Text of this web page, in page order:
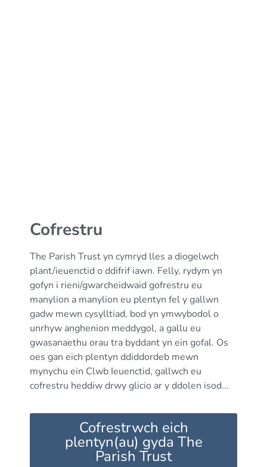
Cofrestru
The Parish Trust yn cymryd lles a diogelwch
plant/ieuenctid o ddifrif iawn. Felly, rydym yn
gofyn i rieni/gwarcheidwaid gofrestru eu
manylion a manylion eu plentyn fel y gallwn
gadw mewn cysylltiad, bod yn ymwybodol o
unrhyw anghenion meddygol, a gallu eu
gwasanaethu orau tra byddant yn ein gofal. Os
oes gan eich plentyn ddiddordeb mewn
mynychu ein Clwb Ieuenctid, gallwch eu
cofrestru heddiw drwy glicio ar y ddolen isod...
Cofrestrwch eich
plentyn(au) gyda The
Parish Trust